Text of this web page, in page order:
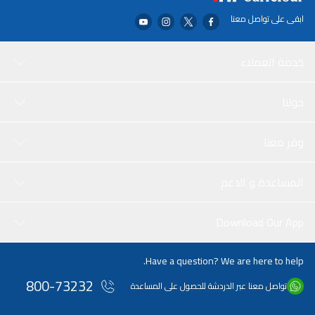
خيارات اتصال سلسة عبر منافذ متعددة. بفضل سعة التخزين الداخلية التي
تبلغ 128 جيجابايت، يمكن للمستخدمين إدارة ملفاتهم بسهولة والاستمتاع
بإمكانيات 5G للوصول إلى الإنترنت بشكل أسرع، مما يجعله خيارًا متعدد
ابقى على تواصل معنا
Have a question? We are here to help.
تواصل معنا عبر الدردشة للحصول على المساعدة 800-73232